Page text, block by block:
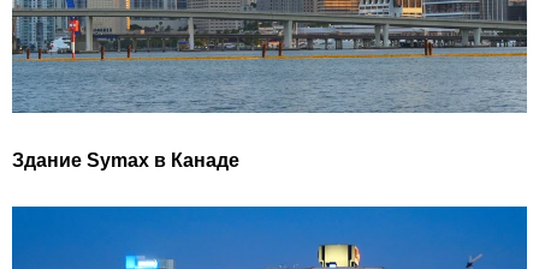
Здание Symax в Канаде